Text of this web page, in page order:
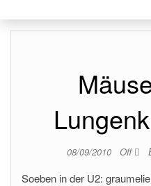
08/09/2010 Off
Soeben in der U2: